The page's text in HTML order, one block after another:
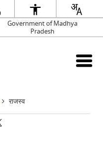
Government of Madhya
Pradesh
राजस्व